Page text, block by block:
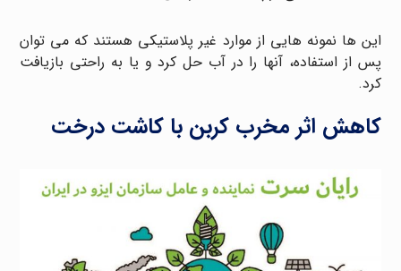
این ها نمونه هایی از موارد غیر پلاستیکی هستند که می توان
پس از استفاده، آنها را در آب حل کرد و یا به راحتی بازیافت
کرد.
کاهش اثر مخرب کربن با کاشت درخت